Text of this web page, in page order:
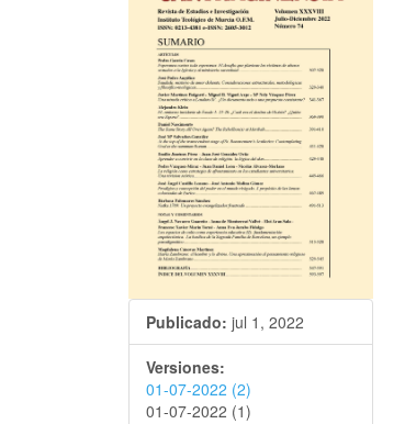
Publicado: jul 1, 2022
Versiones:
01-07-2022 (2)
01-07-2022 (1)